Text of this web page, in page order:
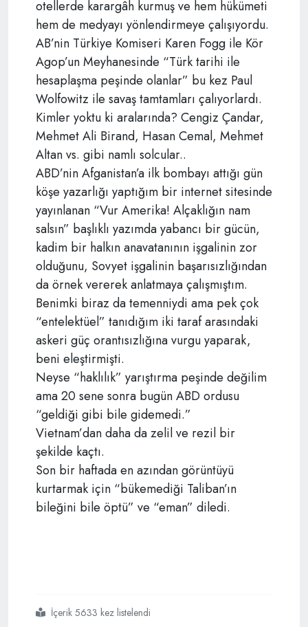
otellerde karargâh kurmuş ve hem hükümeti
hem de medyayı yönlendirmeye çalışıyordu.
AB’nin Türkiye Komiseri Karen Fogg ile Kör
Agop’un Meyhanesinde “Türk tarihi ile
hesaplaşma peşinde olanlar” bu kez Paul
Wolfowitz ile savaş tamtamları çalıyorlardı.
Kimler yoktu ki aralarında? Cengiz Çandar,
Mehmet Ali Birand, Hasan Cemal, Mehmet
Altan vs. gibi namlı solcular..
ABD’nin Afganistan’a ilk bombayı attığı gün
köşe yazarlığı yaptığım bir internet sitesinde
yayınlanan “Vur Amerika! Alçaklığın nam
salsın” başlıklı yazımda yabancı bir gücün,
kadim bir halkın anavatanının işgalinin zor
olduğunu, Sovyet işgalinin başarısızlığından
da örnek vererek anlatmaya çalışmıştım.
Benimki biraz da temenniydi ama pek çok
“entelektüel” tanıdığım iki taraf arasındaki
askeri güç orantısızlığına vurgu yaparak,
beni eleştirmişti.
Neyse “haklılık” yarıştırma peşinde değilim
ama 20 sene sonra bugün ABD ordusu
“geldiği gibi bile gidemedi.”
Vietnam’dan daha da zelil ve rezil bir
şekilde kaçtı.
Son bir haftada en azından görüntüyü
kurtarmak için “bükemediği Taliban’ın
bileğini bile öptü” ve “eman” diledi.
#20
#sene
#önce
#ve
#sonraİçerik 5633 kez listelendi